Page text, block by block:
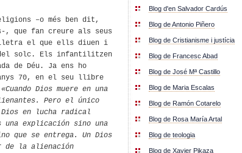
–o més ben dit,
, que fan creure als seus
el que ells diuen i
solc . Els infantilitzen
de Déu. Ja ens ho
70, en el seu llibre
«Cuando Dios muere en una
Pero el único
en lucha radical
una explicación sino una
que se entrega. Un Dios
de la alienación
Blog d'en Salvador Cardús
Blog de Antonio Piñero
Blog de Cristianisme i justícia
Blog de Francesc Abad
Blog de José Mª Castillo
Blog de Maria Escalas
Blog de Ramón Cotarelo
Blog de Rosa María Artal
Blog de teologia
Blog de Xavier Pikaza